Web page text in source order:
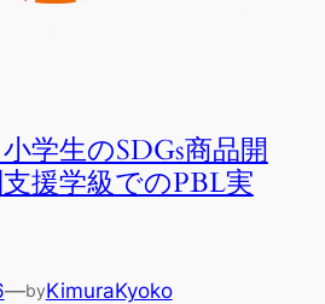
小学生のSDGs商品開
援学級でのPBL実
—byKimuraKyoko